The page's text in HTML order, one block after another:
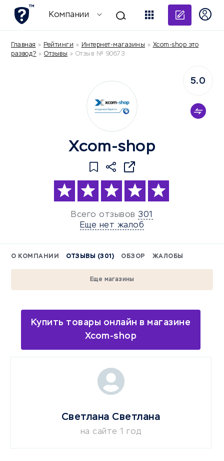
Компании
Главная » Рейтинги » Интернет-магазины » Xcom-shop это
развод? » Отзывы » Отзыв № 90673
Xcom-shop
Всего отзывов 301
Еще нет жалоб
5.0
О КОМПАНИИ ОТЗЫВЫ (301) ОБЗОР ЖАЛОБЫ
Еще магазины
Купить товары онлайн в магазине
Xcom-shop
Светлана Светлана
на сайте 1 год